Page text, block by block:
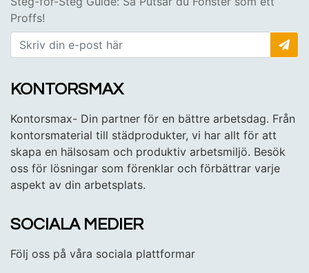
Proffs!
KONTORSMAX
Kontorsmax- Din partner för en bättre arbetsdag. Från
kontorsmaterial till städprodukter, vi har allt för att
skapa en hälsosam och produktiv arbetsmiljö. Besök
oss för lösningar som förenklar och förbättrar varje
aspekt av din arbetsplats.
SOCIALA MEDIER
Följ oss på våra sociala plattformar